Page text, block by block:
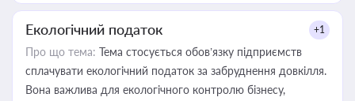
Екологічний податок +1
Про що тема: Тема стосується обов’язку підприємств
сплачувати екологічний податок за забруднення довкілля.
Вона важлива для екологічного контролю бізнесу,